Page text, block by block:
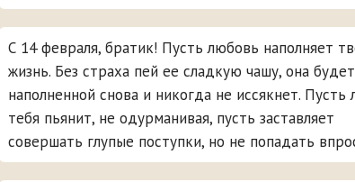
С 14 февраля, братик! Пусть любовь наполняет
жизнь. Без страха пей ее сладкую чашу, она будет
наполненной снова и никогда не иссякнет. Пусть
тебя пьянит, не одурманивая, пусть заставляет
совершать глупые поступки, но не попадать